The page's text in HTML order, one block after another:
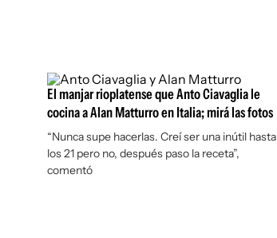
El manjar rioplatense que Anto Ciavaglia le
cocina a Alan Matturro en Italia; mirá las fotos
“Nunca supe hacerlas. Creí ser una inútil hasta
los 21 pero no, después paso la receta”,
comentó